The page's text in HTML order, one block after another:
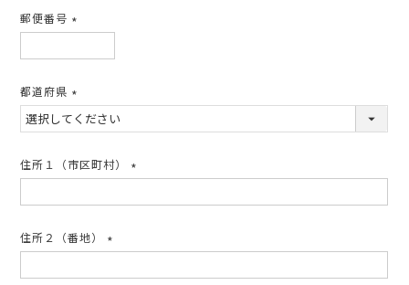
郵便番号
須)
都道府県
(必
須)
住所１（市区町村）
須)
住所２（番地）
須)